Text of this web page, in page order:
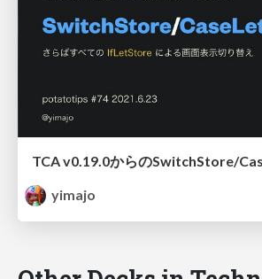
TCA v0.19.0からのSwitchStore/
yimajo